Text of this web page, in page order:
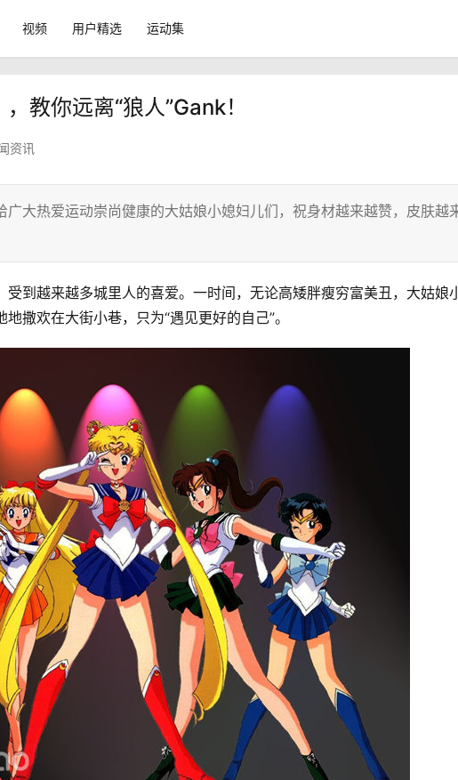
视频 用户精选 运动集
教你远离“狼人”Gank！
资讯
大热爱运动崇尚健康的大姑娘小媳妇儿们，祝身材越来越赞，皮肤越
到越来越多城里人的喜爱。一时间，无论高矮胖瘦穷富美丑，大姑娘
撒欢在大街小巷，只为“遇见更好的自己”。